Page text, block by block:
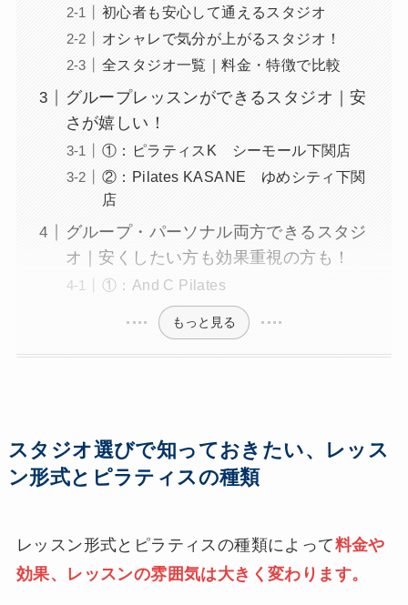
初心者も安心して通えるスタジオ
オシャレで気分が上がるスタジオ！
全スタジオ一覧｜料金・特徴で比較
グループレッスンができるスタジオ｜安
さが嬉しい！
①：ピラティスK シーモール下関店
②：Pilates KASANE ゆめシティ下関
店
グループ・パーソナル両方できるスタジ
オ｜安くしたい方も効果重視の方も！
①：And C Pilates
もっと見る
スタジオ選びで知っておきたい、レッス
ン形式とピラティスの種類
レッスン形式とピラティスの種類によって料金や
効果、レッスンの雰囲気は大きく変わります。